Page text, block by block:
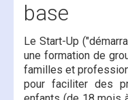
base
Le Start-Up
une formation de
familles et
pour faciliter des